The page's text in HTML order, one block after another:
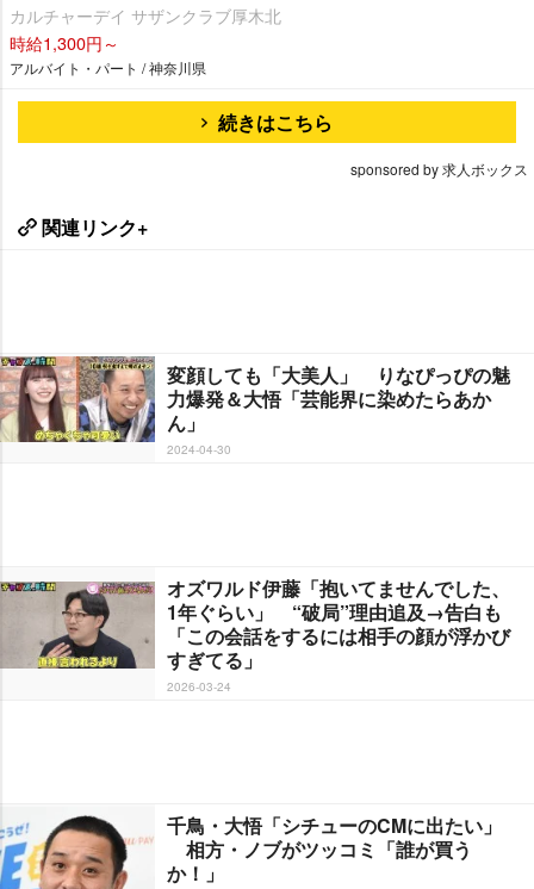
カルチャーデイ サザンクラブ厚木北
時給1,300円～
アルバイト・パート / 神奈川県
続きはこちら
sponsored by 求人ボックス
関連リンク+
変顔しても「大美人」 りなぴっぴの魅
力爆発＆大悟「芸能界に染めたらあか
ん」
2024-04-30
オズワルド伊藤「抱いてませんでした、
1年ぐらい」 “破局”理由追及→告白も
「この会話をするには相手の顔が浮かび
すぎてる」
2026-03-24
千鳥・大悟「シチューのCMに出たい」
相方・ノブがツッコミ「誰が買う
か！」